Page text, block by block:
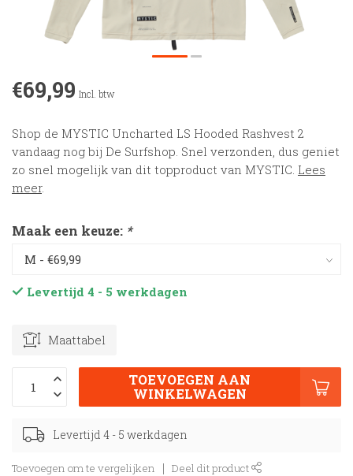
€69,99 Incl. btw
Shop de MYSTIC Uncharted LS Hooded Rashvest 2
vandaag nog bij De Surfshop. Snel verzonden, dus geniet
zo snel mogelijk van dit topproduct van MYSTIC. Lees
meer.
Maak een keuze: *
Levertijd 4 - 5 werkdagen
Maattabel
TOEVOEGEN AAN
WINKELWAGEN
Levertijd 4 - 5 werkdagen
Toevoegen om te vergelijken Deel dit product